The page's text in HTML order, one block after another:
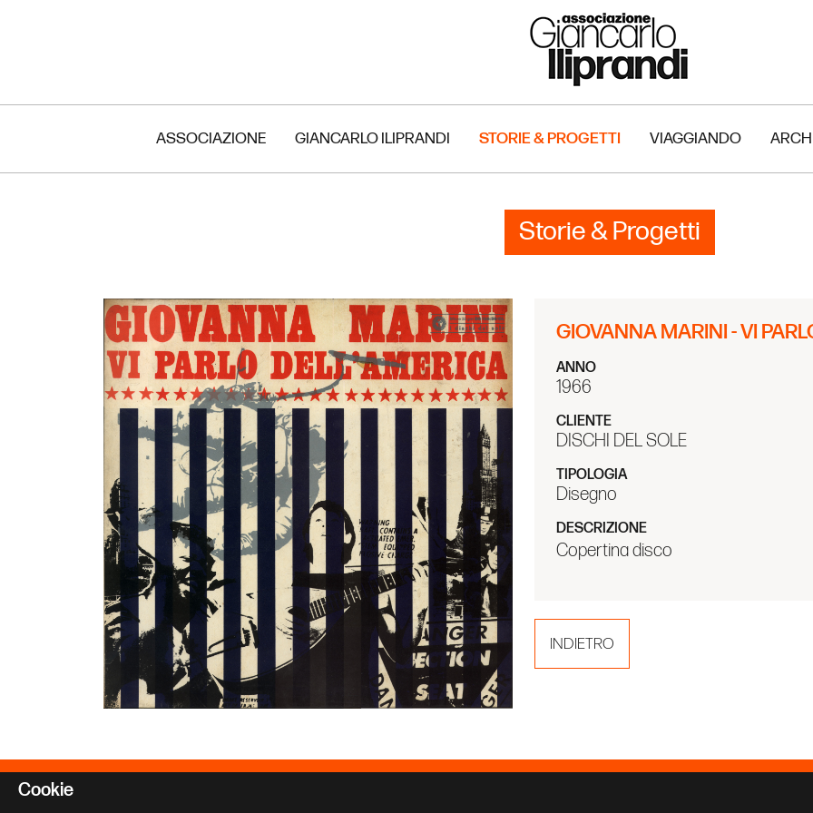
Cookie
ASSOCIAZIONE GIANCARLO ILIPRANDI STORIE & PROGETTI VIAGGIANDO
Storie & Progetti
GIOVANNA MARINI - VI
ANNO
1966
CLIENTE
DISCHI DEL SOLE
TIPOLOGIA
Disegno
DESCRIZIONE
Copertina disco
INDIETRO